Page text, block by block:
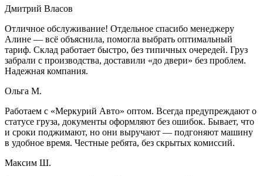
Дмитрий Власов
Отличное обслуживание! Отдельное спасибо менеджеру
Алине — всё объяснила, помогла выбрать оптимальный
тариф. Склад работает быстро, без типичных очередей. Груз
забрали с производства, доставили «до двери» без проблем.
Надежная компания.
Ольга М.
Работаем с «Меркурий Авто» оптом. Всегда предупреждают о
статусе груза, документы оформляют без ошибок. Бывает, что
и сроки поджимают, но они выручают — подгоняют машину
в удобное время. Честные ребята, без скрытых комиссий.
Максим Ш.